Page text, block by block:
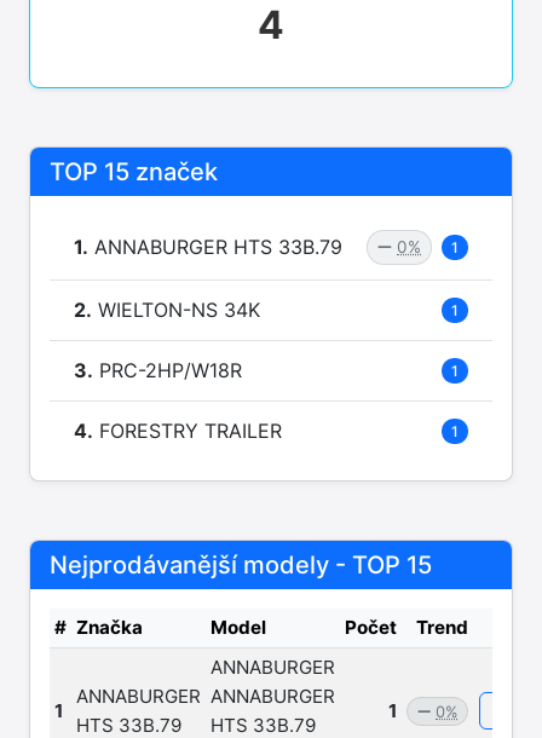
4
TOP 15 značek
1. ANNABURGER HTS 33B.79 0% 1
2. WIELTON-NS 34K 1
3. PRC-2HP/W18R 1
4. FORESTRY TRAILER 1
Nejprodávanější modely - TOP 15
# Značka Model Počet Trend
1
ANNABURGER
HTS 33B.79
ANNABURGER
ANNABURGER
HTS 33B.79
1 0%